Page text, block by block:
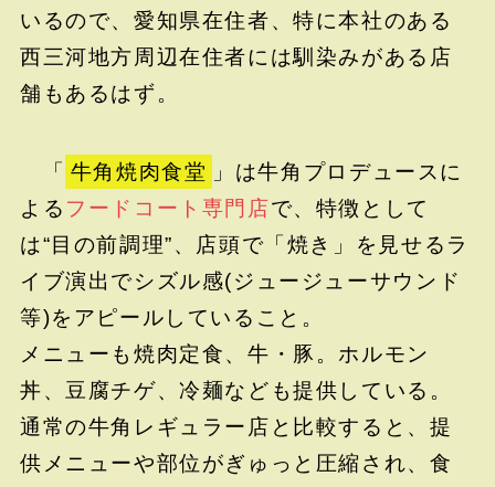
いるので、愛知県在住者、特に本社のある
西三河地方周辺在住者には馴染みがある店
舗もあるはず。
「 牛角焼肉食堂
」は牛角プロデュースに
よる フードコート専門店で、特徴として
は“目の前調理”、店頭で「焼き」を見せるラ
イブ演出でシズル感(ジュージューサウンド
等)をアピールしていること。
メニューも焼肉定食、牛・豚。ホルモン
丼、豆腐チゲ、冷麺なども提供している。
通常の牛角レギュラー店と比較すると、提
供メニューや部位がぎゅっと圧縮され、食